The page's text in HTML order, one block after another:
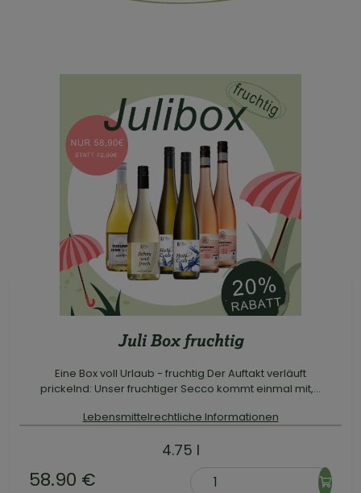
Juli Box fruchtig
Eine Box voll Urlaub - fruchtig Der Auftakt verläuft
prickelnd: Unser fruchtiger Secco kommt einmal mit,...
Lebensmittelrechtliche Informationen
4.75 l
58.90 €